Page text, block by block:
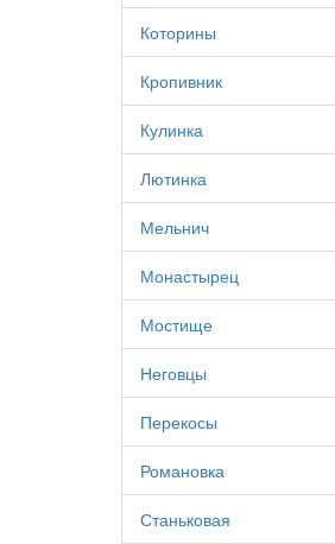
Которины
Кропивник
Кулинка
Лютинка
Мельнич
Монастырец
Мостище
Неговцы
Перекосы
Романовка
Станьковая